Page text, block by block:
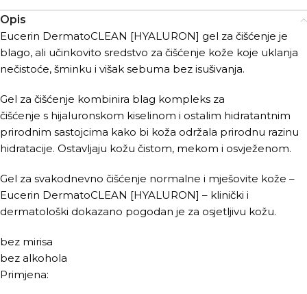
Opis
Eucerin DermatoCLEAN [HYALURON] gel za čišćenje je
blago, ali učinkovito sredstvo za čišćenje kože koje uklanja
nečistoće, šminku i višak sebuma bez isušivanja.
Gel za čišćenje kombinira blag kompleks za
čišćenje s hijaluronskom kiselinom i ostalim hidratantnim
prirodnim sastojcima kako bi koža održala prirodnu razinu
hidratacije. Ostavljaju kožu čistom, mekom i osvježenom.
Gel za svakodnevno čišćenje normalne i mješovite kože –
Eucerin DermatoCLEAN [HYALURON] – klinički i
dermatološki dokazano pogodan je za osjetljivu kožu.
bez mirisa
bez alkohola
Primjena: